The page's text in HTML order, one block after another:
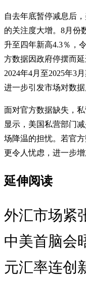
自去年底暂停减息后
的关注度大增。8月份
升至四年新高4.3％，
方数据因政府停摆而
2024年4月至2025年3
进一步引发市场对数据
面对官方数据缺失，
显示，美国私营部门
场降温的担忧。若官
更令人忧虑，进一步增
延伸阅读
外汇市场紧
中美首脑会
元汇率连创